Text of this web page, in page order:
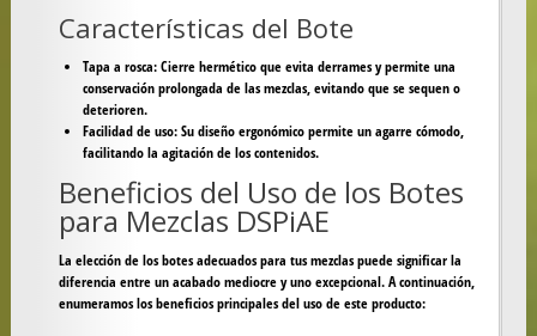
Características del Bote
Tapa a rosca:Cierre hermético que evita derrames y permite una
conservación prolongada de las mezclas, evitando que se sequen o
deterioren.
Facilidad de uso:Su diseño ergonómico permite un agarre cómodo,
facilitando la agitación de los contenidos.
Beneficios del Uso de los Botes
para Mezclas DSPiAE
La elección de los botes adecuados para tus mezclas puede significar la
diferencia entre un acabado mediocre y uno excepcional. A continuación,
enumeramos los beneficios principales del uso de este producto: